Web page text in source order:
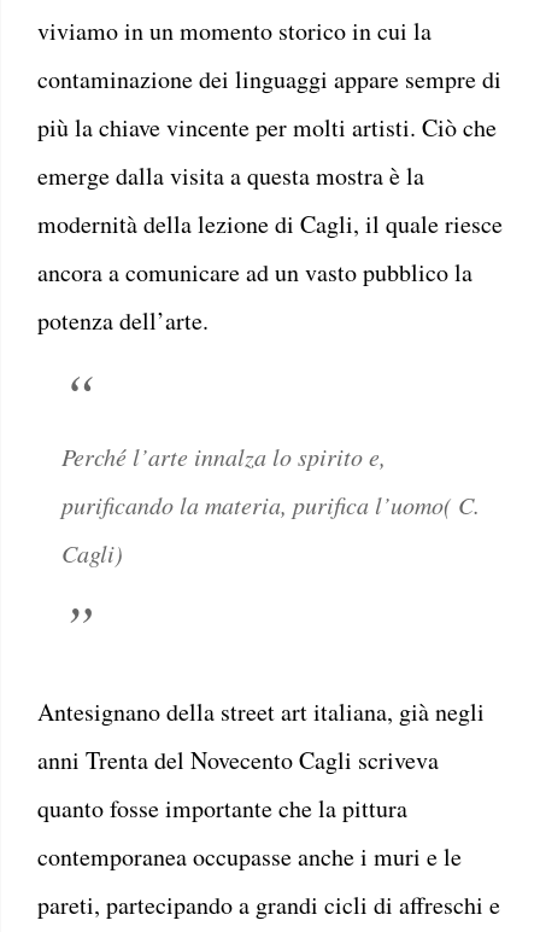
viviamo in un momento storico in cui la
contaminazione dei linguaggi appare sempre di
più la chiave vincente per molti artisti. Ciò che
emerge dalla visita a questa mostra è la
modernità della lezione di Cagli, il quale riesce
ancora a comunicare ad un vasto pubblico la
potenza dell’arte.
Perché l’arte innalza lo spirito e,
purificando la materia, purifica l’uomo( C.
Cagli)
Antesignano della street art italiana, già negli
anni Trenta del Novecento Cagli scriveva
quanto fosse importante che la pittura
contemporanea occupasse anche i muri e le
pareti, partecipando a grandi cicli di affreschi e